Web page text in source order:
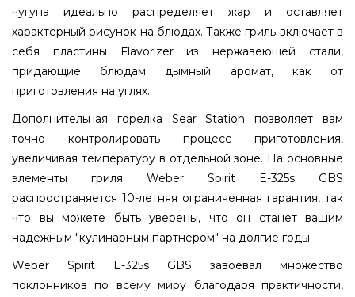
чугуна идеально распределяет жар и оставляет
характерный рисунок на блюдах. Также гриль включает в
себя пластины Flavorizer из нержавеющей стали,
придающие блюдам дымный аромат, как от
приготовления на углях.
Дополнительная горелка Sear Station позволяет вам
точно контролировать процесс приготовления,
увеличивая температуру в отдельной зоне. На основные
элементы гриля Weber Spirit E-325s GBS
распространяется 10-летняя ограниченная гарантия, так
что вы можете быть уверены, что он станет вашим
надежным "кулинарным партнером" на долгие годы.
Weber Spirit E-325s GBS завоевал множество
поклонников по всему миру благодаря практичности,